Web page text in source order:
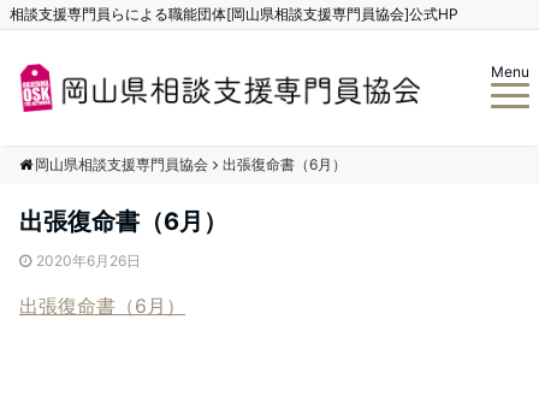
相談支援専門員らによる職能団体[岡山県相談支援専門員協会]公式HP
Menu
岡山県相談支援専門員協会 出張復命書（6月）
出張復命書（6月）
2020年6月26日
出張復命書（6月）